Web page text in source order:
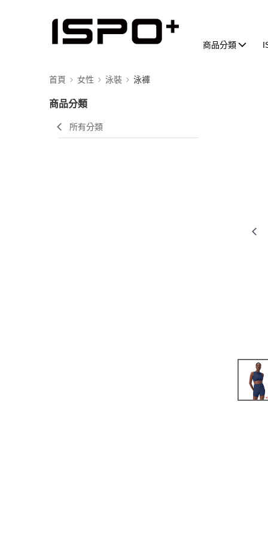
商品分類
首頁 女性 泳裝 泳褲
商品分類
所有分類